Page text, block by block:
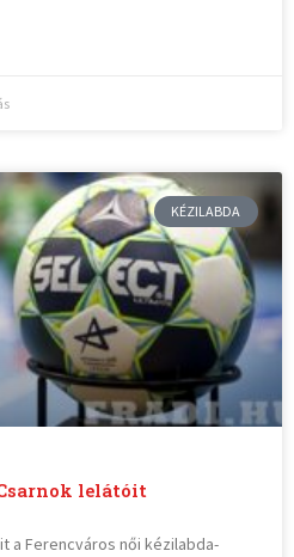
KÉZILABDA
lelátóit
a Ferencváros női kézilabda-